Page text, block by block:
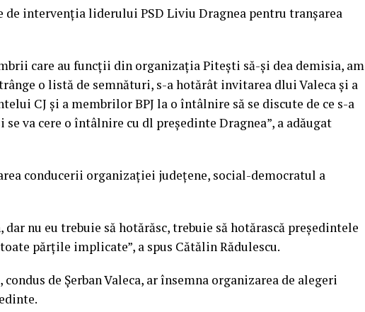
de intervenţia liderului PSD Liviu Dragnea pentru tranşarea
care au funcţii din organizaţia Piteşti să-şi dea demisia, am
o listă de semnături, s-a hotărât invitarea dlui Valeca şi a
CJ şi a membrilor BPJ la o întâlnire să se discute de ce s-a
va cere o întâlnire cu dl preşedinte Dragnea”, a adăugat
conducerii organizaţiei judeţene, social-democratul a
nu eu trebuie să hotărăsc, trebuie să hotărască preşedintele
părţile implicate”, a spus Cătălin Rădulescu.
condus de Șerban Valeca, ar însemna organizarea de alegeri